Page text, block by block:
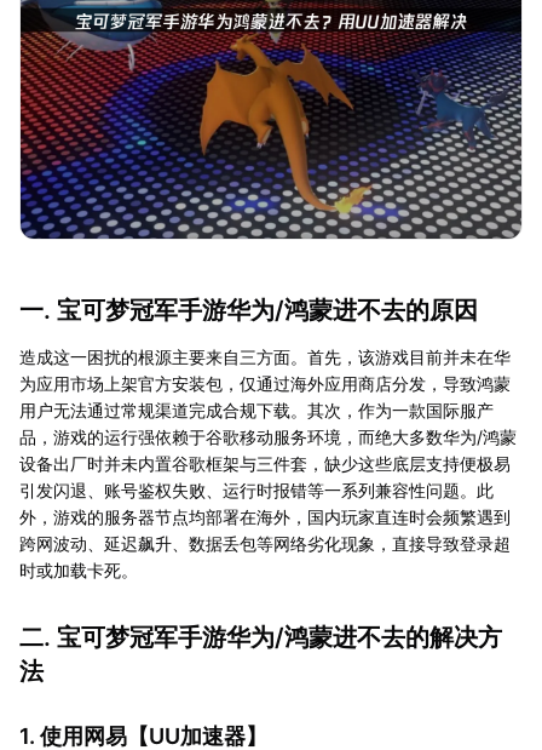
一. 宝可梦冠军手游华为/鸿蒙进不去的原因
造成这一困扰的根源主要来自三方面。首先，该游戏目前并未在华
为应用市场上架官方安装包，仅通过海外应用商店分发，导致鸿蒙
用户无法通过常规渠道完成合规下载。其次，作为一款国际服产
品，游戏的运行强依赖于谷歌移动服务环境，而绝大多数华为/鸿蒙
设备出厂时并未内置谷歌框架与三件套，缺少这些底层支持便极易
引发闪退、账号鉴权失败、运行时报错等一系列兼容性问题。此
外，游戏的服务器节点均部署在海外，国内玩家直连时会频繁遇到
跨网波动、延迟飙升、数据丢包等网络劣化现象，直接导致登录超
时或加载卡死。
二. 宝可梦冠军手游华为/鸿蒙进不去的解决方
法
1. 使用网易【UU加速器】